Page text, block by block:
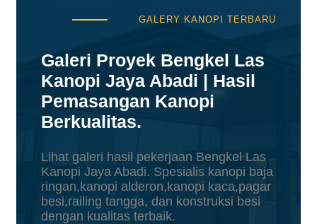
GALERY KANOPI TERBARU
Galeri Proyek Bengkel Las
Kanopi Jaya Abadi | Hasil
Pemasangan Kanopi
Berkualitas.
Lihat galeri hasil pekerjaan Bengkel Las
Kanopi Jaya Abadi. Spesialis kanopi baja
ringan,kanopi alderon,kanopi kaca,pagar
besi,railing tangga, dan konstruksi besi
dengan kualitas terbaik.